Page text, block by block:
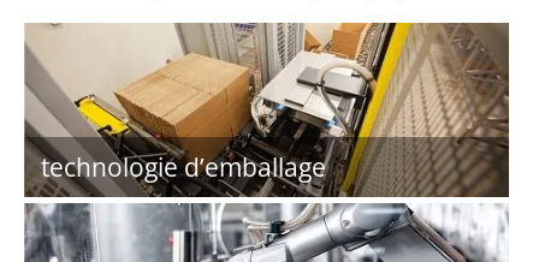
technologie d’emballage